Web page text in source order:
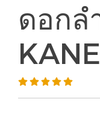
ดอกล